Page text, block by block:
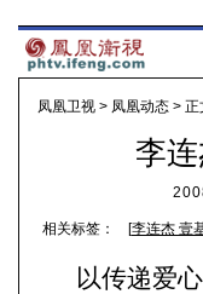
凤凰卫视 > 凤凰动态 > 正
李
相关标签： [李连杰 壹
以传递爱